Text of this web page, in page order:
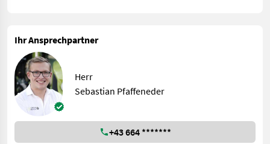
Ihr Ansprechpartner
Herr
Sebastian Pfaffeneder
+43 664 *******